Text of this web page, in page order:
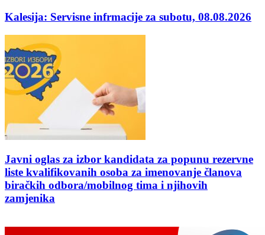
Kalesija: Servisne infrmacije za subotu, 08.08.2026
Javni oglas za izbor kandidata za popunu rezervne
liste kvalifikovanih osoba za imenovanje članova
biračkih odbora/mobilnog tima i njihovih
zamjenika